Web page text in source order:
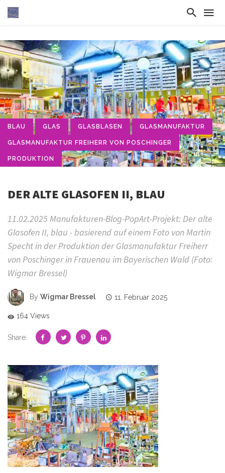
BLAU GLAS GLASBLASEN GLASMANUFAKTUR
GLASMANUFAKTUR FREIHERR VON POSCHINGER
PRODUKTION
DER ALTE GLASOFEN II, BLAU
11.02.2025 Manufakturen-Blog-PopArt-Projekt: Der alte
Glasofen II, blau - basierend auf einem Foto von Martin
Specht in der Produktion der Glasmanufaktur Freiherr
von Poschinger in Frauenau im Bayerischen Wald (Foto:
Wigmar Bressel)
By Wigmar Bressel 11. Februar 2025
164 Views
Share: